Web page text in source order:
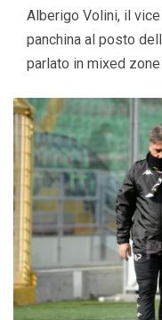
Alberigo Volini, il
panchina al posto
parlato in mixed zone